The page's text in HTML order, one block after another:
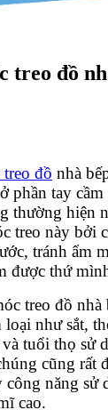
treo đồ
treo đồ nhà
phần tay
hiện
treo này bởi
tránh ẩm
được thứ
treo đồ
loại như sắt,
tuổi thọ sử
cũng rất
công năng sử
cao.